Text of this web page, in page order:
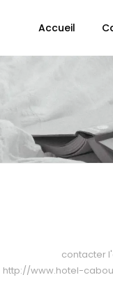
Accueil
contacter
http://www.hotel-